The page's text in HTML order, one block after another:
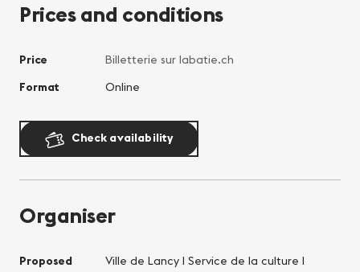
Prices and conditions
Price
Billetterie sur labatie.ch
Format
Online
Check availability
Organiser
Proposed
Ville de Lancy I Service de la culture I